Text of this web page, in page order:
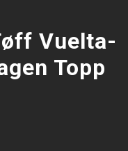
Vuelta-
Topp